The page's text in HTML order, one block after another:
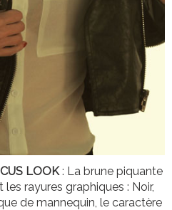
LOOK: La brune piquante
rayures graphiques : Noir,
de mannequin, le caractère